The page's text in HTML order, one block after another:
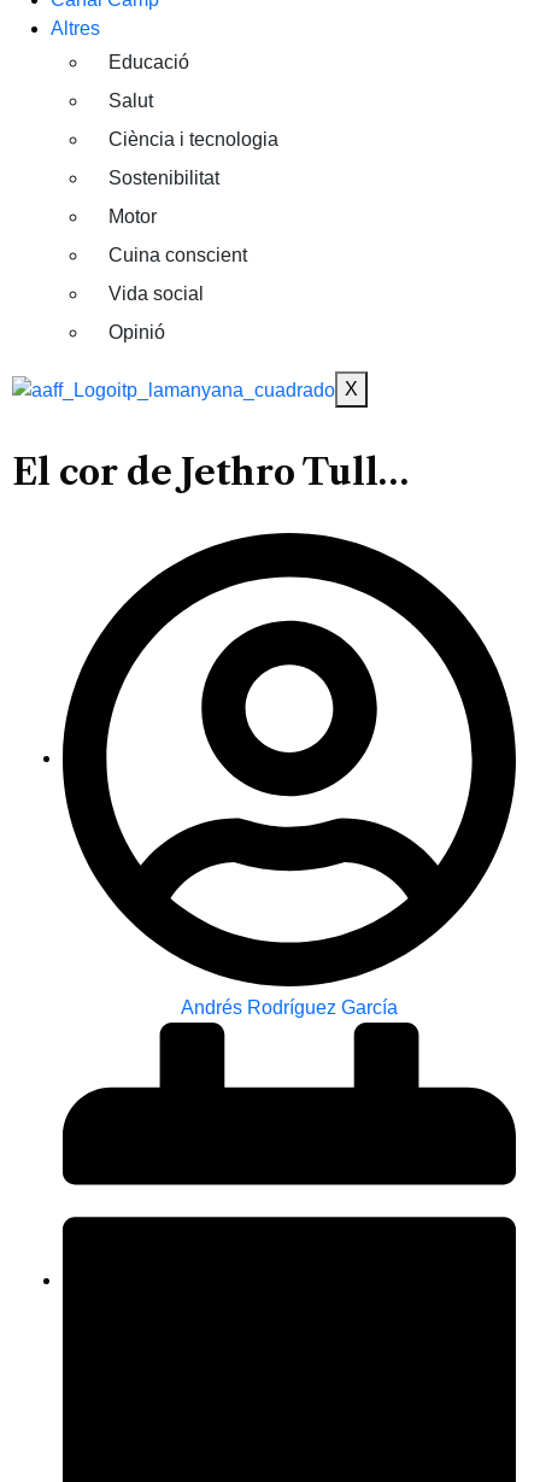
Altres
Educació
Salut
Ciència i tecnologia
Sostenibilitat
Motor
Cuina conscient
Vida social
Opinió
X
El cor de Jethro Tull…
Andrés Rodríguez García